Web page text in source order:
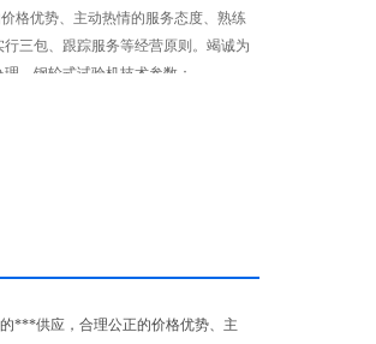
格优势、主动热情的服务态度、熟练
三包、跟踪服务等经营原则。竭诚为
。钢轮式试验机技术参数：
***供应，合理公正的价格优势、主